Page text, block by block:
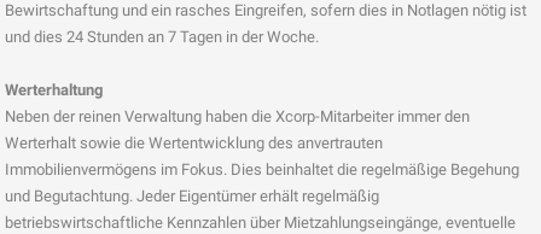
Bewirtschaftung und ein rasches Eingreifen, sofern dies in Notlagen nötig ist
und dies 24 Stunden an 7 Tagen in der Woche.
Werterhaltung
Neben der reinen Verwaltung haben die Xcorp-Mitarbeiter immer den
Werterhalt sowie die Wertentwicklung des anvertrauten
Immobilienvermögens im Fokus. Dies beinhaltet die regelmäßige Begehung
und Begutachtung. Jeder Eigentümer erhält regelmäßig
betriebswirtschaftliche Kennzahlen über Mietzahlungseingänge, eventuelle